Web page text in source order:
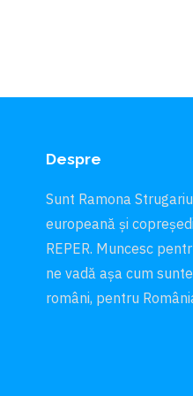
Despre
Sunt Ramona
europeană și
REPER. Muncesc
ne vadă aşa cum
români, pentru